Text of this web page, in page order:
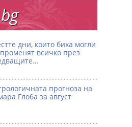
дни, които биха могли
всичко през
прогноза на
Глоба за август